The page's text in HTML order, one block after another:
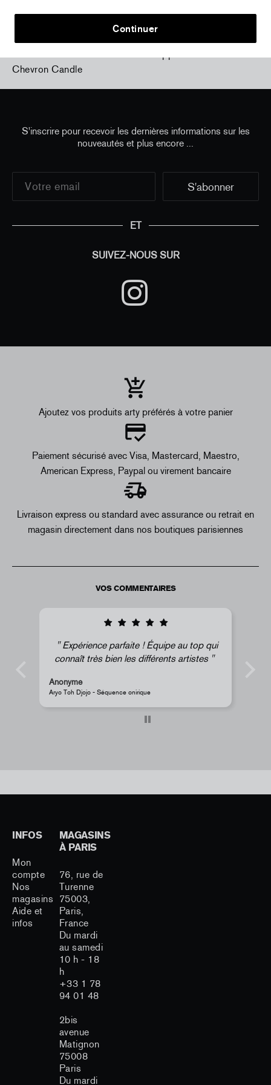
Chevron Candle
S'inscrire pour recevoir les dernières informations sur les
nouveautés et plus encore ...
ET
SUIVEZ-NOUS SUR
Ajoutez vos produits arty préférés à votre panier
Paiement sécurisé avec Visa, Mastercard, Maestro,
American Express, Paypal ou virement bancaire
Livraison express ou standard avec assurance ou retrait en
magasin directement dans nos boutiques parisiennes
VOS COMMENTAIRES
Expérience parfaite ! Équipe au top qui
connaît très bien les différents artistes
Anonyme
Aryo Toh Djojo - Séquence onirique
INFOS
Mon
compte
Nos
magasins
Aide et
infos
MAGASINS
À PARIS
76, rue de
Turenne
75003,
Paris,
France
Du mardi
au samedi
10 h - 18
h
+33 1 78
94 01 48
2bis
avenue
Matignon
75008
Paris
Du mardi
Continuer